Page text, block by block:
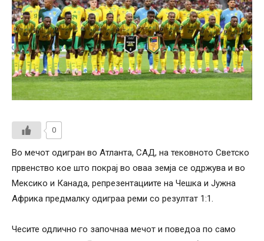
0
Во мечот одигран во Атланта, САД, на тековното Светско
првенство кое што покрај во оваа земја се одржува и во
Мексико и Канада, репрезентациите на Чешка и Јужна
Африка предмалку одиграа реми со резултат 1:1.
Чесите одлично го започнаа мечот и поведоа по само